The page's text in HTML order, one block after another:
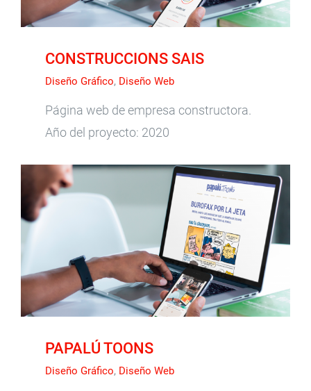
CONSTRUCCIONS SAIS
Diseño Gráfico, Diseño Web
Página web de empresa constructora.
Año del proyecto: 2020
PAPALÚ TOONS
PAPALÚ TOONS
Diseño Gráfico, Diseño Web